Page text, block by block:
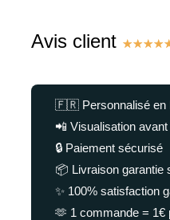
Avis client ☆☆☆☆
🇫🇷 Personnalisé en
📲 Visualisation
🔒 Paiement sécurisé
📦 Livraison garantie
✨ 100% satisfaction
🫶 1 commande = 1€